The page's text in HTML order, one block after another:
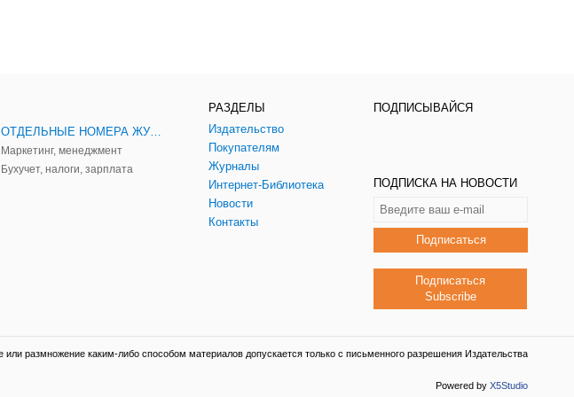
ОТДЕЛЬНЫЕ НОМЕРА ЖУРНАЛОВ
Маркетинг, менеджмент
Бухучет, налоги, зарплата
РАЗДЕЛЫ
Издательство
Покупателям
Журналы
Интернет-Библиотека
Новости
Контакты
ПОДПИСЫВАЙСЯ
ПОДПИСКА НА НОВОСТИ
Подписаться
Подписаться
Subscribe
размножение каким-либо способом материалов допускается только с письменного разрешения Издательства
Powered by X5Studio